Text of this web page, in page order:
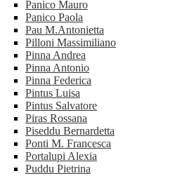
Panico Mauro
Panico Paola
Pau M.Antonietta
Pilloni Massimiliano
Pinna Andrea
Pinna Antonio
Pinna Federica
Pintus Luisa
Pintus Salvatore
Piras Rossana
Piseddu Bernardetta
Ponti M. Francesca
Portalupi Alexia
Puddu Pietrina